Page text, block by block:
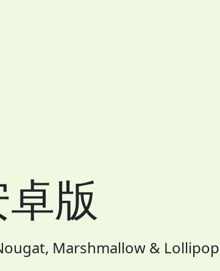
版
Marshmallow & Lollipop